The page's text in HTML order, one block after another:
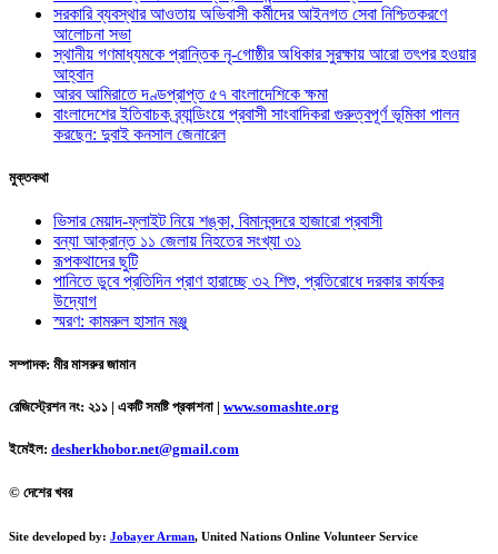
সরকারি ব্যবস্থার আওতায় অভিবাসী কর্মীদের আইনগত সেবা নিশ্চিতকরণে
আলোচনা সভা
স্থানীয় গণমাধ্যমকে প্রান্তিক নৃ-গোষ্ঠীর অধিকার সুরক্ষায় আরো তৎপর হওয়ার
আহ্বান
আরব আমিরাতে দণ্ডপ্রাপ্ত ৫৭ বাংলাদেশিকে ক্ষমা
বাংলাদেশের ইতিবাচক ব্র্যান্ডিংয়ে প্রবাসী সাংবাদিকরা গুরুত্বপূর্ণ ভূমিকা পালন
করছেন: দুবাই কনসাল জেনারেল
মুক্তকথা
ভিসার মেয়াদ-ফ্লাইট নিয়ে শঙ্কা, বিমানবন্দরে হাজারো প্রবাসী
বন্যা আক্রান্ত ১১ জেলায় নিহতের সংখ্যা ৩১
রূপকথাদের ছুটি
পানিতে ডুবে প্রতিদিন প্রাণ হারাচ্ছে ৩২ শিশু, প্রতিরোধে দরকার কার্যকর
উদ্যোগ
স্মরণ: কামরুল হাসান মঞ্জু
সম্পাদক: মীর মাসরুর জামান
রেজিস্ট্রেশন নং: ২১১ | একটি সমষ্টি প্রকাশনা | www.somashte.org
ইমেইল: desherkhobor.net@gmail.com
© দেশের খবর
Site developed by: Jobayer Arman, United Nations Online Volunteer Service